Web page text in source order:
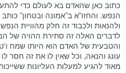
כתוב כאן שהאדם בא לעולם כדי
הנפש. והחזו"א ב"אמונה ובטחון"
ולהנאות ולכבוד זה חלק מהוויית
לדברים האלה זה סתירת ההויה של
והטבעית של האדם הוא היותו שמח
עונג והנאה, וכל שאין לו את זה חסר
מאוד להגיע למעלות העליונות